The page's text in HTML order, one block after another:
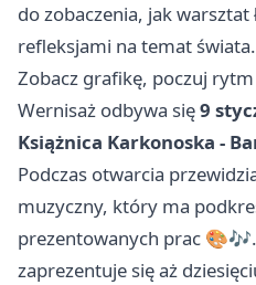
do zobaczenia, jak warsztat
refleksjami na temat świata.
Zobacz grafikę, poczuj
Wernisaż odbywa się9
Książnica Karkonoska -
Podczas otwarcia
muzyczny, który ma
prezentowanych prac
zaprezentuje się aż